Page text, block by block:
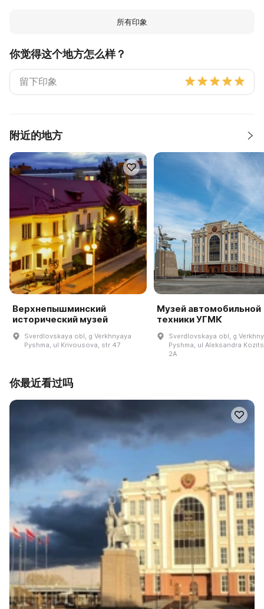
所有印象
你觉得这个地方怎么样？
附近的地方
Верхнепышминский
исторический музей
Sverdlovskaya obl, g Verkhnyaya
Pyshma, ul Krivousova, str 47
Музей автомобильной
техники УГМК
Sverdlovskaya obl, g
Pyshma, ul Aleksandra
2A
你最近看过吗